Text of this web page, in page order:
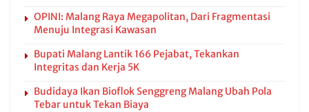
OPINI: Malang Raya Megapolitan, Dari Fragmentasi
Menuju Integrasi Kawasan
Bupati Malang Lantik 166 Pejabat, Tekankan
Integritas dan Kerja 5K
Budidaya Ikan Bioflok Senggreng Malang Ubah Pola
Tebar untuk Tekan Biaya